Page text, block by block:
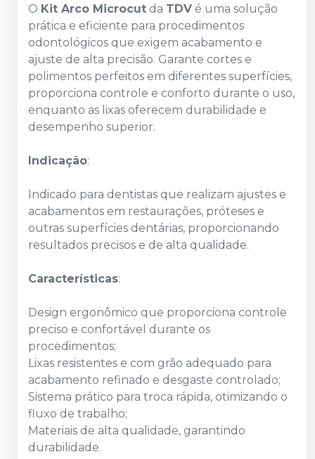
O Kit Arco Microcut da TDV é uma solução
prática e eficiente para procedimentos
odontológicos que exigem acabamento e
ajuste de alta precisão. Garante cortes e
polimentos perfeitos em diferentes superfícies,
proporciona controle e conforto durante o uso,
enquanto as lixas oferecem durabilidade e
desempenho superior.
Indicação:
Indicado para dentistas que realizam ajustes e
acabamentos em restaurações, próteses e
outras superfícies dentárias, proporcionando
resultados precisos e de alta qualidade.
Características:
Design ergonômico que proporciona controle
preciso e confortável durante os
procedimentos;
Lixas resistentes e com grão adequado para
acabamento refinado e desgaste controlado;
Sistema prático para troca rápida, otimizando o
fluxo de trabalho;
Materiais de alta qualidade, garantindo
durabilidade.